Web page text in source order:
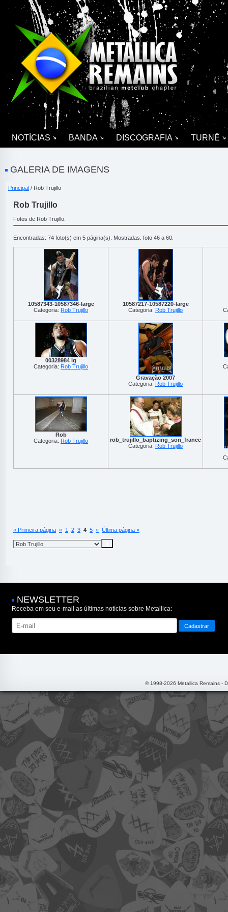
NOTÍCIAS BANDA DISCOGRAFIA TURNÊ
GALERIA DE IMAGENS
Principal / Rob Trujillo
Rob Trujillo
Fotos de Rob Trujillo.
Encontradas: 74 foto(s) em 5 página(s). Mostradas: foto 46 a 60.
10587343-10587346-large
Categoria: Rob Trujillo
10587217-10587220-large
Categoria: Rob Trujillo
00328984 lg
Categoria: Rob Trujillo
Gravação 2007
Categoria: Rob Trujillo
Rob
Categoria: Rob Trujillo
rob_trujillo_baptizing_son_france
Categoria: Rob Trujillo
« Primeira página « 1 2 3 4 5 » Última página »
NEWSLETTER
Receba em seu e-mail as últimas notícias sobre Metallica:
© 1998-2026 Metallica Remains -